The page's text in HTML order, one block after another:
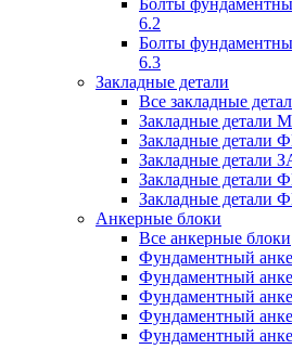
Болты
6.2
Болты
6.3
Закладные детали
Все закладные
Закладные детали
Закладные детали
Закладные детали
Закладные детали
Закладные детали
Анкерные блоки
Все анкерные блоки
Фундаментный
Фундаментный
Фундаментный
Фундаментный
Фундаментный